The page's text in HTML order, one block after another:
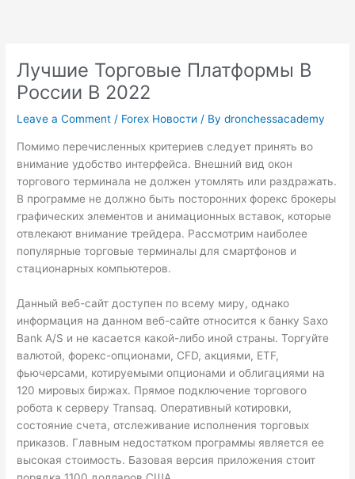
Лучшие Торговые Платформы В
России В 2022
Leave a Comment / Forex Новости / Bydronchessacademy
Помимо перечисленных критериев следует принять во
внимание удобство интерфейса. Внешний вид окон
торгового терминала не должен утомлять или раздражать.
В программе не должно быть постороннихфорекс брокеры
графических элементов и анимационных вставок, которые
отвлекают внимание трейдера. Рассмотрим наиболее
популярные торговые терминалы для смартфонов и
стационарных компьютеров.
Данный веб-сайт доступен по всему миру, однако
информация на данном веб-сайте относится к банку Saxo
Bank A/S и не касается какой-либо иной страны. Торгуйте
валютой, форекс-опционами, CFD, акциями, ETF,
фьючерсами, котируемыми опционами и облигациями на
120 мировых биржах. Прямое подключение торгового
робота к серверу Transaq. Оперативный котировки,
состояние счета, отслеживание исполнения торговых
приказов. Главным недостатком программы является ее
высокая стоимость. Базовая версия приложения стоит